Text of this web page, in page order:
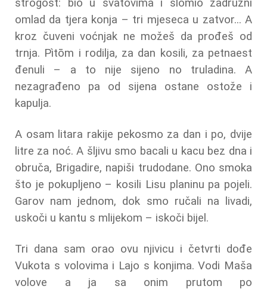
strogost: bio u svatovima i slomio zadružni
omlad da tjera konja – tri mjeseca u zatvor... A
kroz čuveni voćnjak ne možeš da prođeš od
trnja. Pìtōm i rodilja, za dan kosili, za petnaest
đenuli – a to nije sijeno no truladina. A
nezagrađeno pa od sijena ostane ostože i
kapulja.
A osam litara rakije pekosmo za dan i po, dvije
litre za noć. A šljivu smo bacali u kacu bez dna i
obruča, Brigadire, napiši trudodane. Ono smoka
što je pokupljeno – kosili Lisu planinu pa pojeli.
Garov nam jednom, dok smo ručali na livadi,
uskoči u kantu s mlijekom – iskoči bijel.
Tri dana sam orao ovu njivicu i četvrti dođe
Vukota s volovima i Lajo s konjima. Vodi Maša
volove a ja sa onim prutom po